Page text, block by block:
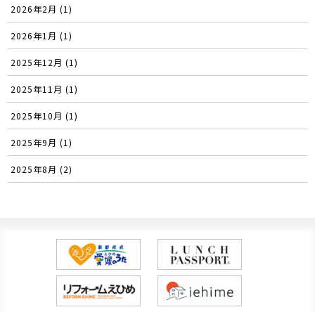
2026年2月 (1)
2026年1月 (1)
2025年12月 (1)
2025年11月 (1)
2025年10月 (1)
2025年9月 (1)
2025年8月 (2)